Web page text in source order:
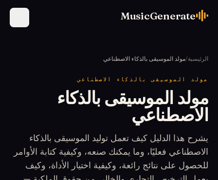
MusicGenerate
الرئيسية/مولد الموسيقى بالذكاء الاصطناعي
مولد الموسيقى بالذكاء الاصطناعي
مولد الموسيقى بالذكاء
الاصطناعي
يشرح هذا الدليل كيف تعمل توليد الموسيقى بالذكاء
الاصطناعي فعليًا، وما يمكنك صنعه، وكيفية كتابة الأوامر
للحصول على نتائج رائعة، وكيفية اختيار الأداة، وكيف